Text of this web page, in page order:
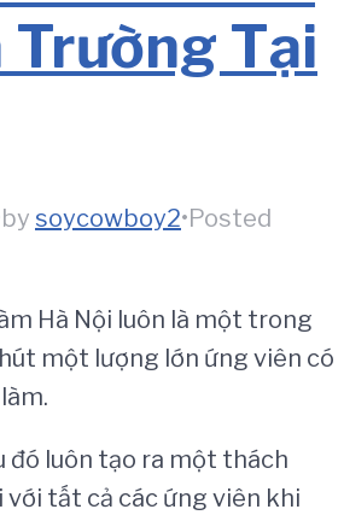
Trường Tại
by soycowboy2•Posted
Hà Nội luôn là một trong
một lượng lớn ứng viên có
đó luôn tạo ra một thách
tất cả các ứng viên khi